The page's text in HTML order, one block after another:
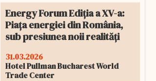
Energy Forum Ediția a XV-a:
Piața energiei din România,
sub presiunea noii realități
31.03.2026
Hotel Pullman Bucharest World
Trade Center